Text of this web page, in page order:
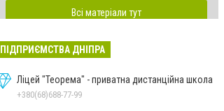
Всі матеріали тут
ПІДПРИЄМСТВА ДНІПРА
Ліцей "Теорема" - приватна дистанційна школа
+380(68)688-77-99